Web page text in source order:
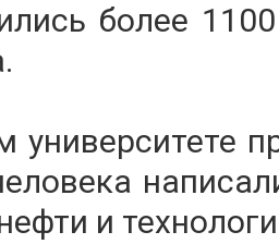
более
университете
и